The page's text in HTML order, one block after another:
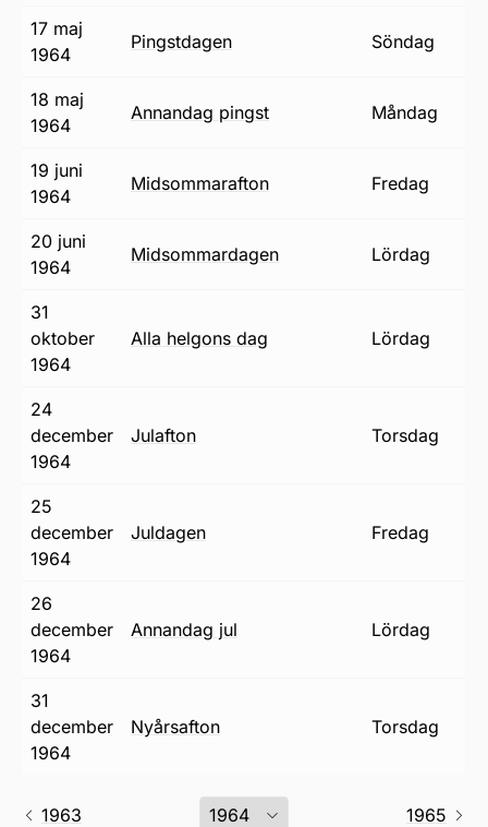
17 maj
1964
pingstdagen söndag
18 maj
1964
annandag pingst måndag
19 juni
1964
midsommarafton fredag
20 juni
1964
midsommardagen lördag
31
oktober
1964
alla helgons dag lördag
24
december
1964
julafton torsdag
25
december
1964
juldagen fredag
26
december
1964
annandag jul lördag
31
december
1964
nyårsafton torsdag
1963 1965